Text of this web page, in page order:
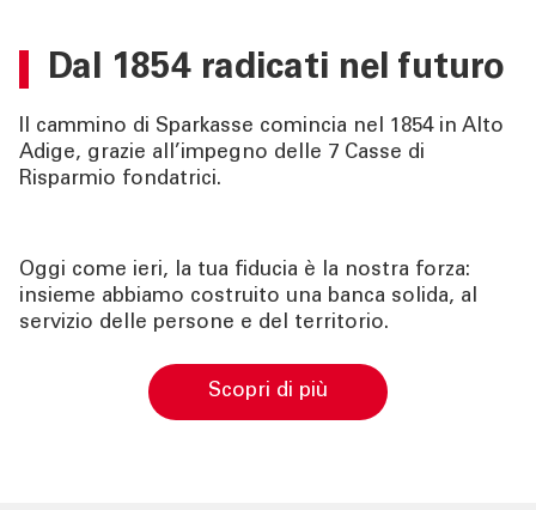
Dal 1854 radicati nel futuro
Il cammino di Sparkasse comincia nel 1854 in Alto
Adige, grazie all’impegno delle 7 Casse di
Risparmio fondatrici.
Oggi come ieri, la tua fiducia è la nostra forza:
insieme abbiamo costruito una banca solida, al
servizio delle persone e del territorio.
scopri di più